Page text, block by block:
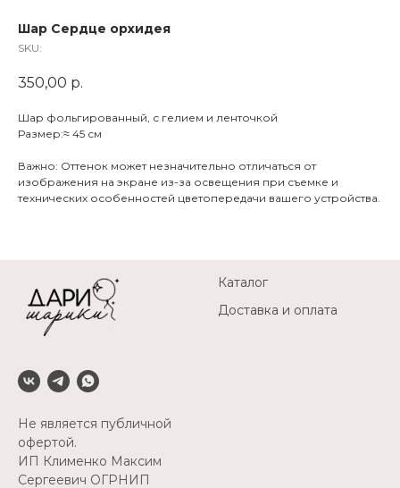
Шар Сердце орхидея
SKU:
350,00 р.
Шар фольгированный, с гелием и ленточкой
Размер:≈ 45 см
Важно: Оттенок может незначительно отличаться от
изображения на экране из-за освещения при съемке и
технических особенностей цветопередачи вашего устройства.
Не является публичной
офертой.
ИП Клименко Максим
Сергеевич ОГРНИП
Каталог
Доставка и оплата